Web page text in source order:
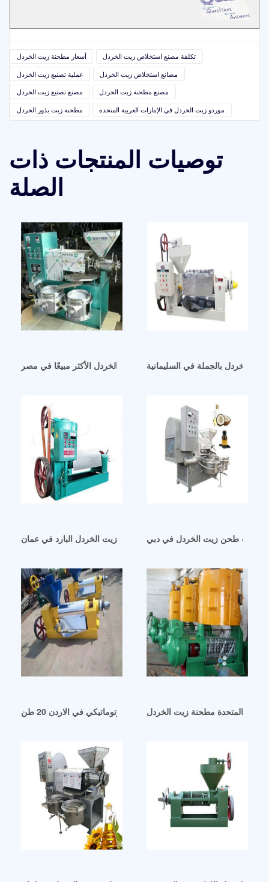
أسعار مطحنة زيت الخردل
تكلفة مصنع استخلاص زيت الخردل
عملية تصنيع زيت الخردل
مصانع استخلاص زيت الخردل
مصنع تصنيع زيت الخردل
مصنع مطحنة زيت الخردل
مطحنة زيت بذور الخردل
موردو زيت الخردل في الإمارات العربية المتحدة
توصيات المنتجات ذات
الصلة
مشروع معصرة زيت الخردل الأكثر مبيعًا في مصرالخردل بالجملة في السليمانية
سعر المصنع لطرد زيت الخردل البارد في عمانآلات طحن زيت الخردل في دبي
معمل زيت الخردل الاوتوماتيكي في الاردن 20 طن
المتحدة مطحنة زيت الخردل